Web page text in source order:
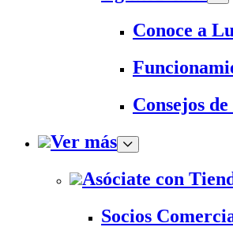
Conoce a
Consejos de
Ver más
Asóciate con
Socios